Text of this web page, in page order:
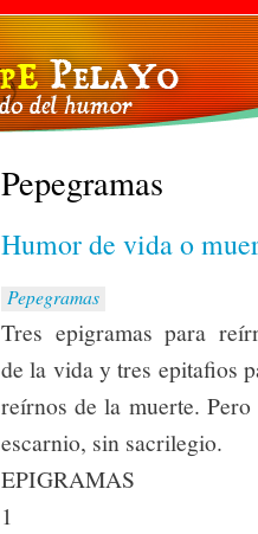
Pepegramas
Humor de vida o
Pepegramas
Tres epigramas para
de la vida y tres epitafios
reírnos de la muerte. Pero
escarnio, sin sacrilegio.
EPIGRAMAS
1